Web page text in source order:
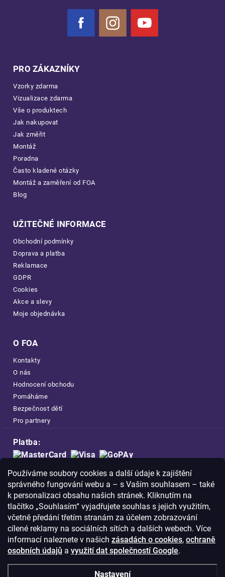
Používáme soubory cookies a další údaje k zajištění
správného fungování webu a – s Vaším souhlasem – také
k personalizaci obsahu našich stránek. Kliknutím na
tlačítko „Souhlasím“ vyjadřujete souhlas s jejich využitím,
včetně předání třetím stranám za účelem zobrazování
cílené reklamy na sociálních sítích a dalších webech. Více
informací naleznete v našich zásadách o cookies, ochraně
osobních údajů a využití dat společností Google.
Nastavení
Facebook Instagram YouTube
PRO ZÁKAZNÍKY
Vzorky zdarma
Vizualizace zdarma
Vše o produktech
Jak nakupovat
Jak změřit
Montáž
Poradna
Často kladené otázky
Montáž a zaměření od FOA
Blog
UŽITEČNÉ INFORMACE
Obchodní podmínky
Doprava a platba
Reklamace
GDPR
Cookies
Akce a slevy
Moje objednávka
O FOA
Kontakty
O nás
Hodnocení obchodu
Pomáháme
Bezpečnost dětí
Pro partnery
Platba:
Doprava:
Nakupujte na FOA bezpečně a bez obav.
Díky HTTPS protokolu jsou Vaše citlivá
data v naprostém bezpečí.
© Copyright2026Westlogic s.r.o.,